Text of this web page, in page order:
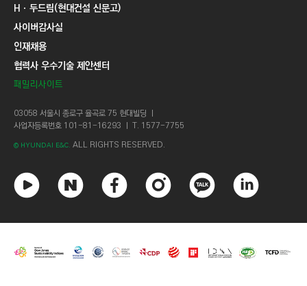
Hㆍ두드림(현대건설 신문고)
사이버감사실
인재채용
협력사 우수기술 제안센터
패밀리사이트
03058 서울시 종로구 율곡로 75 현대빌딩 ㅣ
사업자등록번호 101-81-16293 ㅣ T. 1577-7755
© HYUNDAI E&C. ALL RIGHTS RESERVED.
튜
브
이
이
스
북
스
타
그
카
오
톡
크
드
인